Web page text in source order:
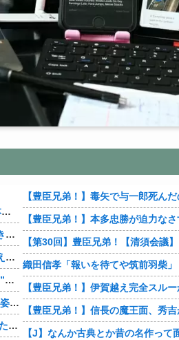
22で同級生自殺したんだけど『死』って本当にあるんだって実感して怖くなってきた
昼夜 ← このシステムそろそろアプデすべきだよな？
【悲報】6年引きこもってたら発語能力消えたんやが、これどうやって直せばええんや？
【警告】医師「認知症になりたくないなら”お酒”やめて。理由がこれ」
【画像】人工肛門の松本人志さん、最新の姿に心配の声殺到…
研究者「ADHDは狩猟民族として優秀だったんですよ」 ワイ「…おかしいですよね？」→
【第30回】豊臣兄弟！【清須会議】
織田信孝「報いを待てや筑前羽柴」